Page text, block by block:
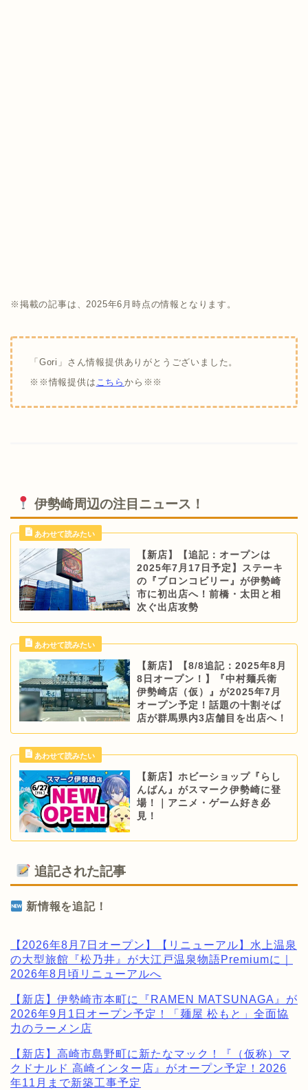
※掲載の記事は、2025年6月時点の情報となります。
「Gori」さん情報提供ありがとうございました。
※※情報提供は こちらから※※
伊勢崎周辺の注目ニュース！
【新店】【追記：オープンは
2025年7月17日予定】ステーキ
の『ブロンコビリー』が伊勢崎
市に初出店へ！前橋・太田と相
次ぐ出店攻勢
【新店】【8/8追記：2025年8月
8日オープン！】『中村麺兵衛
伊勢崎店（仮）』が2025年7月
オープン予定！話題の十割そば
店が群馬県内3店舗目を出店へ！
【新店】ホビーショップ『らし
んばん』がスマーク伊勢崎に登
場！｜アニメ・ゲーム好き必
見！
追記された記事
新情報を追記！
【2026年8月7日オープン】【リニューアル】水上温泉
の大型旅館『松乃井』が大江戸温泉物語Premiumに｜
2026年8月頃リニューアルへ
【新店】伊勢崎市本町に『RAMEN MATSUNAGA』が
2026年9月1日オープン予定！「麺屋 松もと」全面協
力のラーメン店
【新店】高崎市島野町に新たなマック！『（仮称）マ
クドナルド 高崎インター店』がオープン予定！2026
年11月まで新築工事予定